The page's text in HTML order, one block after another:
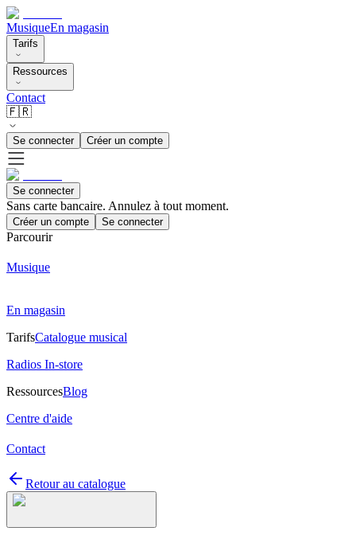
MusiqueEn magasin
Tarifs
Ressources
Contact
🇫🇷
Se connecter Créer un compte
Se connecter
Sans carte bancaire. Annulez à tout moment.
Créer un compte Se connecter
Parcourir
Musique
En magasin
TarifsCatalogue musical
Radios In-store
RessourcesBlog
Centre d'aide
Contact
Retour au catalogue